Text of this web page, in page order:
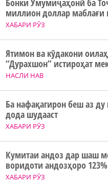
ХАБАРИ РӮЗ
миллион доллар маблағи
НАСЛИ НАВ
Ятимон ва кӯдакони
“Дурахшон” истироҳат
ХАБАРИ РӮЗ
Ба нафақагирон беш аз
дода шудааст
ХАБАРИ РӮЗ
Кумитаи андоз дар шаш
воридоти андозҳоро